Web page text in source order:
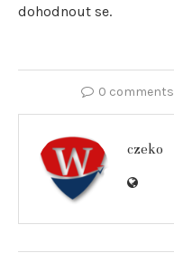
dohodnout se.
0 comments
czeko